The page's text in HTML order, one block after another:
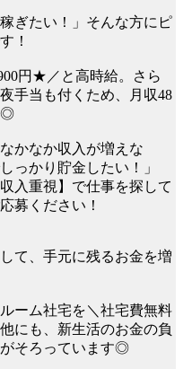
ぎたい！」そんな方にピ
！
円★／と高時給。さら
手当も付くため、月収48
◎
かなか収入が増えな
っかり貯金したい！」
入重視】で仕事を探して
募ください！
て、手元に残るお金を増
ーム社宅を＼社宅費無料
にも、新生活のお金の負
そろっています◎